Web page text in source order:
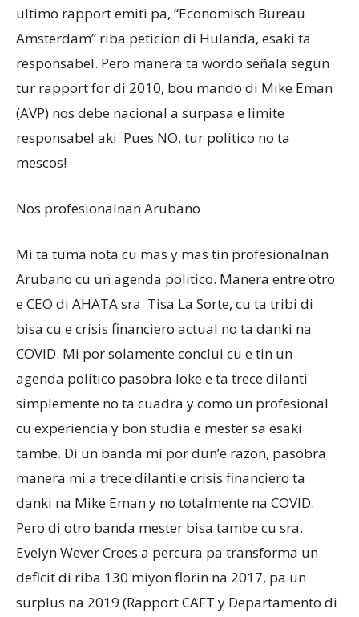
ultimo rapport emiti pa, “Economisch Bureau
Amsterdam” riba peticion di Hulanda, esaki ta
responsabel. Pero manera ta wordo señala segun
tur rapport for di 2010, bou mando di Mike Eman
(AVP) nos debe nacional a surpasa e limite
responsabel aki. Pues NO, tur politico no ta
mescos!
Nos profesionalnan Arubano
Mi ta tuma nota cu mas y mas tin profesionalnan
Arubano cu un agenda politico. Manera entre otro
e CEO di AHATA sra. Tisa La Sorte, cu ta tribi di
bisa cu e crisis financiero actual no ta danki na
COVID. Mi por solamente conclui cu e tin un
agenda politico pasobra loke e ta trece dilanti
simplemente no ta cuadra y como un profesional
cu experiencia y bon studia e mester sa esaki
tambe. Di un banda mi por dun’e razon, pasobra
manera mi a trece dilanti e crisis financiero ta
danki na Mike Eman y no totalmente na COVID.
Pero di otro banda mester bisa tambe cu sra.
Evelyn Wever Croes a percura pa transforma un
deficit di riba 130 miyon florin na 2017, pa un
surplus na 2019 (Rapport CAFT y Departamento di